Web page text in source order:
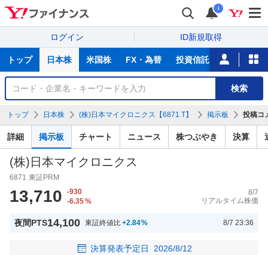
i
ログイン ID新規取得
サ
トップ 日本株 米国株 FX・為替 投資信託 ニュース
銘
検
索
検索
トップ 日本株 (株)日本マイクロニクス【6871.T】 掲示板 投稿コ
詳細 掲示板 チャート ニュース 株つぶやき 決算
(株)日本マイクロニクス
6871 東証PRM
13,710
-930
-6.35%
8/7
リアルタイム株価
夜間PTS14,100 東証終値比+2.84% 8/7 23:36
決算発表予定日 2026/8/12